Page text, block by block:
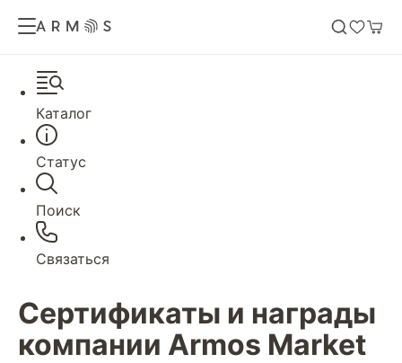
Каталог
Статус
Поиск
Связаться
Сертификаты и награды
компании Armos Market